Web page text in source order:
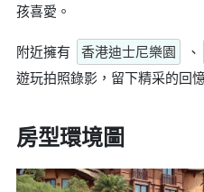
孩喜愛。
附近擁有 香港迪士尼樂園 、
遊玩拍照錄影，留下精采的回
房型環境圖